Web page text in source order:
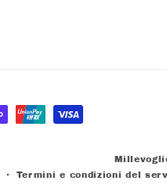
Termini e condizioni del